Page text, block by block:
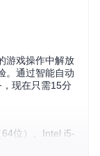
游戏操作中解放
。通过智能自动
现在只需15分
位）、Intel i5-
以上内存